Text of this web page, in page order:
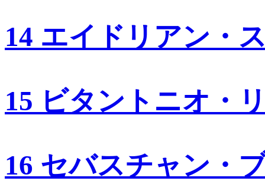
14 エイドリアン・
15 ビタントニオ・
16 セバスチャン・